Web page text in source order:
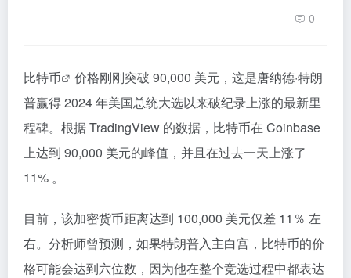
0
比特币
价格刚刚突破 90,000 美元，这是唐纳德·特朗
普赢得 2024 年美国总统大选以来破纪录上涨的最新里
程碑。根据 TradingView 的数据，比特币在 Coinbase
上达到 90,000 美元的峰值，并且在过去一天上涨了
11% 。
目前，该加密货币距离达到 100,000 美元仅差 11％ 左
右。分析师曾预测，如果特朗普入主白宫，比特币的价
格可能会达到六位数，因为他在整个竞选过程中都表达